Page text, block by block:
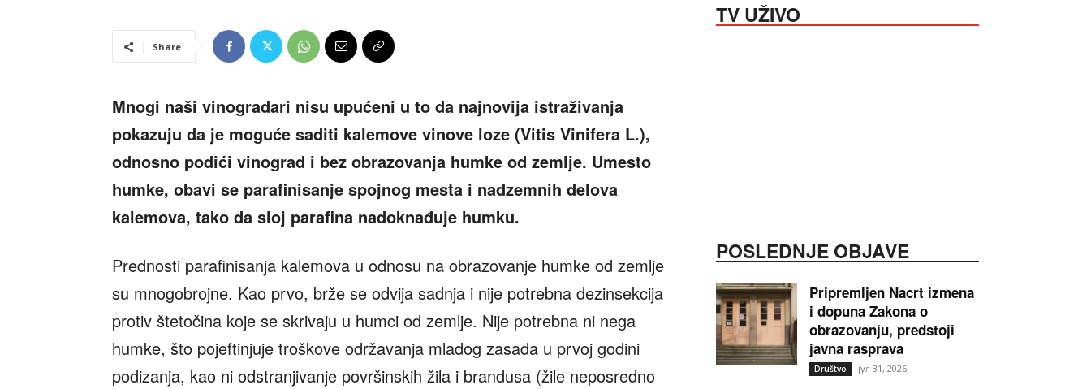
Share
Mnogi naši vinogradari nisu upućeni u to da najnovija istraživanja
pokazuju da je moguće saditi kalemove vinove loze (Vitis Vinifera L.),
odnosno podići vinograd i bez obrazovanja humke od zemlje. Umesto
humke, obavi se parafinisanje spojnog mesta i nadzemnih delova
kalemova, tako da sloj parafina nadoknađuje humku.
Prednosti parafinisanja kalemova u odnosu na obrazovanje humke od zemlje
su mnogobrojne. Kao prvo, brže se odvija sadnja i nije potrebna dezinsekcija
protiv štetočina koje se skrivaju u humci od zemlje. Nije potrebna ni nega
humke, što pojeftinjuje troškove održavanja mladog zasada u prvoj godini
podizanja, kao ni odstranjivanje površinskih žila i brandusa (žile neposredno
TV UŽIVO
POSLEDNJE OBJAVE
Pripremljen Nacrt izmena
i dopuna Zakona o
obrazovanju, predstoji
javna rasprava
Društvo јул 31, 2026